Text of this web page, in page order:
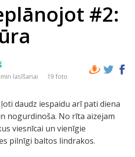
#2:
min lasīšanai 19 foto
daudz iespaidu arī pati diena
nogurdinoša. No rīta aizejam
viesnīcai un vienīgie
pilnīgi baltos lindrakos.